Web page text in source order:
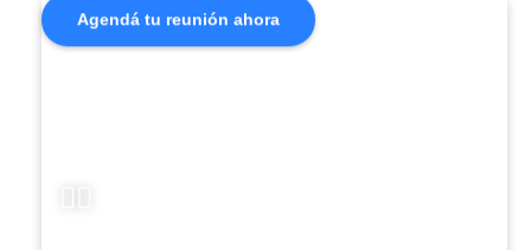
Agendá tu reunión ahora